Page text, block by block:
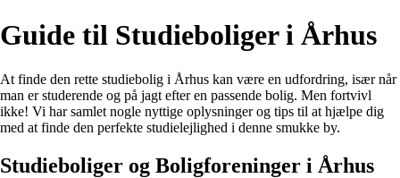
Guide til Studieboliger i Århus
At finde den rette studiebolig i Århus kan være en udfordring, især når
man er studerende og på jagt efter en passende bolig. Men fortvivl
ikke! Vi har samlet nogle nyttige oplysninger og tips til at hjælpe dig
med at finde den perfekte studielejlighed i denne smukke by.
Studieboliger og Boligforeninger i Århus